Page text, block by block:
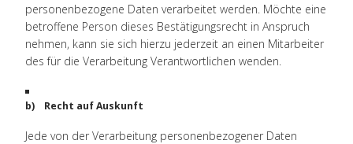
personenbezogene Daten verarbeitet werden. Möchte eine
betroffene Person dieses Bestätigungsrecht in Anspruch
nehmen, kann sie sich hierzu jederzeit an einen Mitarbeiter
des für die Verarbeitung Verantwortlichen wenden.
b) Recht auf Auskunft
Jede von der Verarbeitung personenbezogener Daten